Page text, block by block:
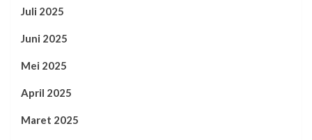
Juli 2025
Juni 2025
Mei 2025
April 2025
Maret 2025